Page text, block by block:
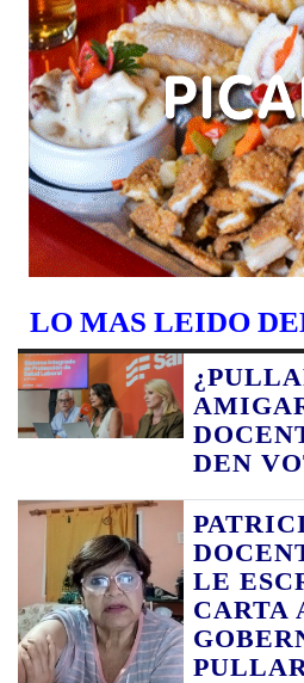
LO MAS LEIDO
DEN
LE
CARTA